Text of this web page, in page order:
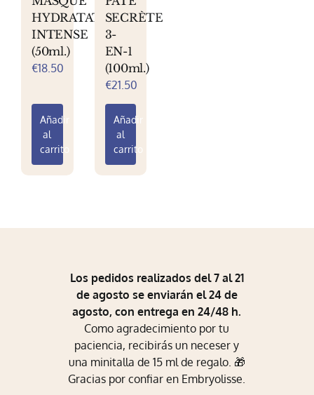
Puntos venta
Contacto
Mi Perfil
Carrito
HYDRATATION
INTENSE
(50ml.)
€18.50
Añadir
al
carrito
SECRÈTE
3-
EN-1
(100ml.)
€21.50
Añadir
al
carrito
Los pedidos realizados del 7 al 21
de agosto se enviarán el 24 de
agosto, con entrega en 24/48 h.
Como agradecimiento por tu
paciencia, recibirás un neceser y
una minitalla de 15 ml de regalo. 🎁
Gracias por confiar en Embryolisse.